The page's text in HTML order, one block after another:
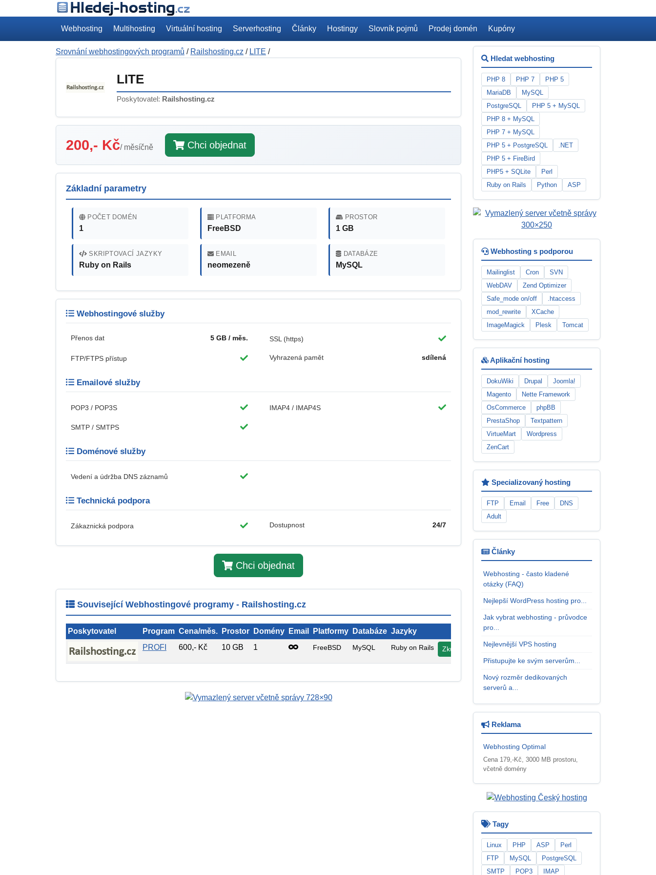
Webhosting Multihosting Virtuální hosting Serverhosting Články Hostingy Slovník pojmů Prodej domén Kupóny
Srovnání webhostingových programů / Railshosting.cz / LITE /
LITE
Poskytovatel: Railshosting.cz
200,- Kč/ měsíčně Chci objednat
Základní parametry
POČET DOMÉN
1
PLATFORMA
FreeBSD
PROSTOR
1 GB
SKRIPTOVACÍ JAZYKY
Ruby on Rails
EMAIL
neomezeně
DATABÁZE
MySQL
Webhostingové služby
Přenos dat 5 GB / měs. SSL (https)
FTP/FTPS přístup Vyhrazená pamět sdílená
Emailové služby
POP3 / POP3S IMAP4 / IMAP4S
SMTP / SMTPS
Doménové služby
Vedení a údržba DNS záznamů
Technická podpora
Zákaznická podpora Dostupnost 24/7
Chci objednat
Související Webhostingové programy - Railshosting.cz
Poskytovatel Program Cena/měs. Prostor Domény Email Platformy Databáze Jazyky
PROFI
600,- Kč 10 GB 1 FreeBSD MySQL Ruby on Rails Zkusit
Hledat webhosting
PHP 8 PHP 7
PHP 5
MariaDB
MySQL
PostgreSQL
PHP 5 + MySQL
PHP 8 + MySQL
PHP 7 + MySQL
PHP 5 + PostgreSQL
.NET
PHP 5 + FireBird
PHP5 + SQLite
Perl
Ruby on Rails
Python ASP
Webhosting s podporou
Mailinglist Cron
SVN
WebDAV
Zend Optimizer
Safe_mode on/off
.htaccess
mod_rewrite
XCache
ImageMagick
Plesk Tomcat
Aplikační hosting
DokuWiki Drupal
Joomla!
Magento
Nette Framework
OsCommerce
phpBB
PrestaShop
Textpattern
VirtueMart
Wordpress
ZenCart
Specializovaný hosting
FTP Email Free
DNS
Adult
Články
Webhosting - často kladené
otázky (FAQ)
Nejlepší WordPress hosting pro...
Jak vybrat webhosting - průvodce
pro...
Nejlevnější VPS hosting
Přistupujte ke svým serverům...
Nový rozměr dedikovaných
serverů a...
Reklama
Webhosting Optimal
Cena 179,-Kč, 3000 MB prostoru,
včetně domény
Tagy
Linux PHP ASP
Perl
FTP
MySQL
PostgreSQL
SMTP
POP3 IMAP